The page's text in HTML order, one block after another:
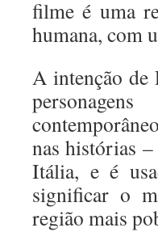
filme é uma
humana, com
A intenção de
nas histórias
Itália, e é
significar o
região mais